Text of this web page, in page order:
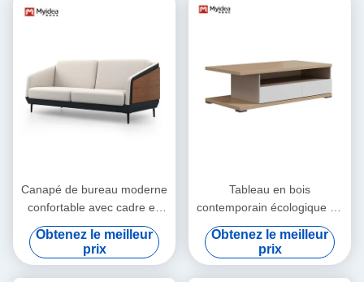
Canapé de bureau moderne
confortable avec cadre en
bois pour bureau exécutif
Obtenez le meilleur
prix
Tableau en bois
contemporain écologique de
bureau commercial à double
tiroir de type plaque avec
mélamine
Obtenez le meilleur
prix